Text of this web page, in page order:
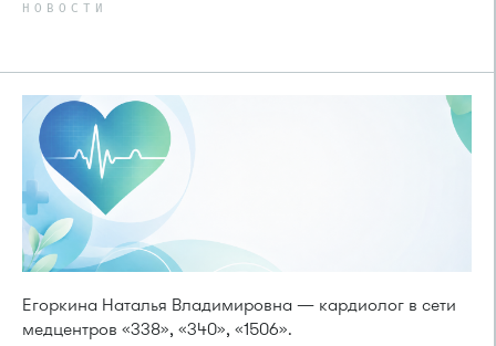
НОВОСТИ
Егоркина Наталья Владимировна — кардиолог в сети
медцентров «338», «340», «1506».